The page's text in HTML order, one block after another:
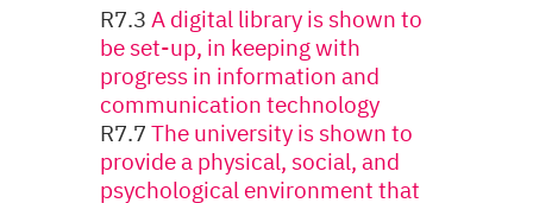
R7.3A digital library is shown to
be set-up, in keeping with
progress in information and
communication technology
R7.7The university is shown to
provide a physical, social, and
psychological environment that